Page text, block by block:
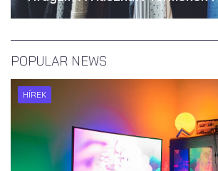
POPULAR NEWS
HÍREK